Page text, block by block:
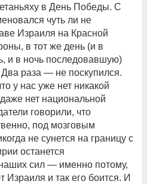
в День Победы. С
чуть ли не
Израиля на Красной
в тот же день (и в
и в ночь последовавшую)
раза — не поскупился.
у нас уже нет никакой
нет национальной
говорили, что
под мозговым
не сунется на границу с
останется
сил — именно потому,
Израиля и так его боится. И